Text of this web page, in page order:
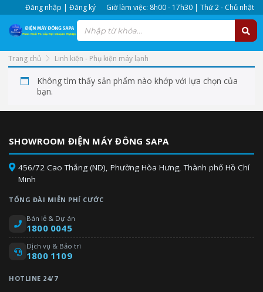
Đăng nhập | Đăng ký Giờ làm việc: 8h00 - 17h30 | Thứ 2 - Chủ nhật
Trang chủ Linh kiện - Phụ kiện máy lạnh
Linh kiện khác
Không tìm thấy sản phẩm nào khớp với lựa chọn của
bạn.
SHOWROOM ĐIỆN MÁY ĐÔNG SAPA
456/72 Cao Thắng (ND), Phường Hòa Hưng, Thành phố Hồ Chí
Minh
TỔNG ĐÀI MIỄN PHÍ CƯỚC
Bán lẻ & Dự án
1800 0045
Dịch vụ & Bảo trì
1800 1109
HOTLINE 24/7